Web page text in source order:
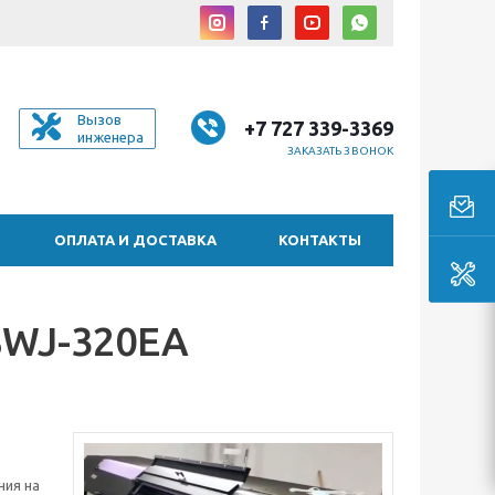
Вызов
инженера
+7 727 339-3369
ЗАКАЗАТЬ ЗВОНОК
ОПЛАТА И ДОСТАВКА КОНТАКТЫ
320EA
на